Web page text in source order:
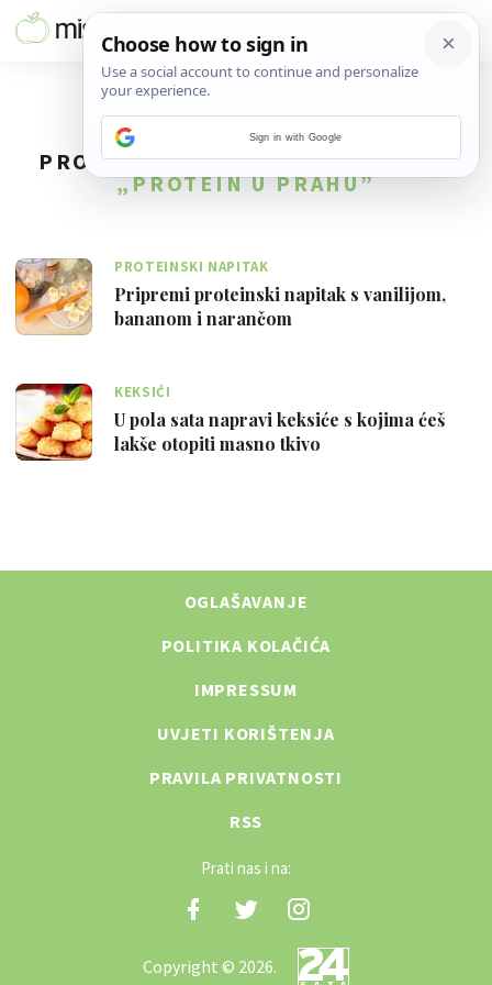
PRONAĐENO2REZULTATA ZA TAG
„PROTEIN U PRAHU”
PROTEINSKI NAPITAK
Pripremi proteinski napitak s vanilijom,
bananom i narančom
KEKSIĆI
U pola sata napravi keksiće s kojima ćeš
lakše otopiti masno tkivo
OGLAŠAVANJE
POLITIKA KOLAČIĆA
IMPRESSUM
UVJETI KORIŠTENJA
PRAVILA PRIVATNOSTI
RSS
Prati nas i na:
Copyright © 2026.
Sign in with Google